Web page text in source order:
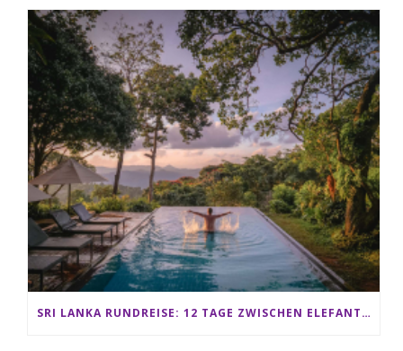
SRI LANKA RUNDREISE: 12 TAGE ZWISCHEN ELEFANTEN, TEEPLANTAGEN & STRAND ALS FAMILIE